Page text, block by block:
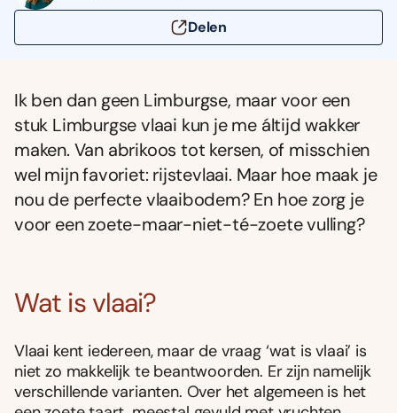
Delen
Ik ben dan geen Limburgse, maar voor een
stuk Limburgse vlaai kun je me áltijd wakker
maken. Van abrikoos tot kersen, of misschien
wel mijn favoriet: rijstevlaai. Maar hoe maak je
nou de perfecte vlaaibodem? En hoe zorg je
voor een zoete-maar-niet-té-zoete vulling?
Wat is vlaai?
Vlaai kent iedereen, maar de vraag ‘wat is vlaai’ is
niet zo makkelijk te beantwoorden. Er zijn namelijk
verschillende varianten. Over het algemeen is het